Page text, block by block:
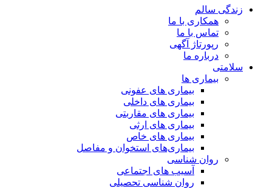
زندگی سالم
همکاری با ما
تماس با ما
رپورتاژ آگهی
درباره ما
سلامتی
بیماری ها
بیماری های عفونی
بیماری های داخلی
بیماری های مقاربتی
بیماری های ارثی
بیماری های خاص
بیماری‌های استخوان و مفاصل
روان شناسی
آسیب های اجتماعی
روان شناسی تحصیلی